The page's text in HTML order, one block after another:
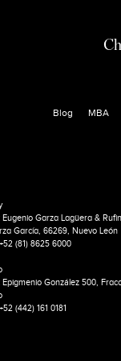
Blog MBA
Eugenio Garza Lagüera &
García, 66269, Nuevo León
(81) 8625 6000
Epigmenio González 500,
(442) 161 0181